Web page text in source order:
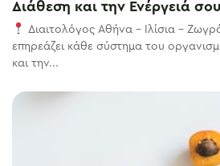
Διάθεση και την Ενέργειά σου
Διαιτολόγος Αθήνα – Ιλίσια –
επηρεάζει κάθε σύστημα του
και την...